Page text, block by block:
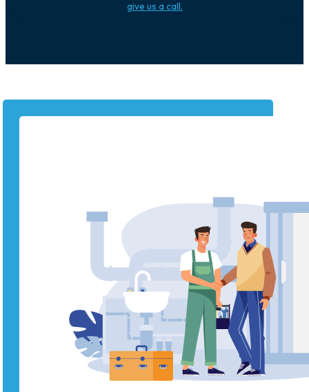
give us a call.